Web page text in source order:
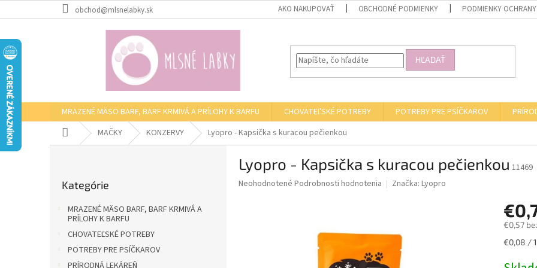
na
obchod@mlsnelabky.sk AKO NAKUPOVAŤ OBCHODNÉ PODMIENKY PODMIENKY OCHRANY
HĽADAŤ
MRAZENÉ MÄSO BARF, BARF KRMIVÁ A PRÍLOHY K BARFU CHOVATEĽSKÉ POTREBY POTREBY PRE PSÍČKAROV
DomovMAČKY KONZERVY Lyopro - Kapsička s kuracou pečienkou
kategórie
Kategórie
MRAZENÉ MÄSO BARF, BARF KRMIVÁ A
PRÍLOHY K BARFU
CHOVATEĽSKÉ POTREBY
POTREBY PRE PSÍČKAROV
PRÍRODNÁ LEKÁREŇ
Lyopro - Kapsička s kuracou pečienkou 11469
Priemerné
Neohodnotené Podrobnosti hodnotenia Značka: Lyopro
€0,57
€0,08 /